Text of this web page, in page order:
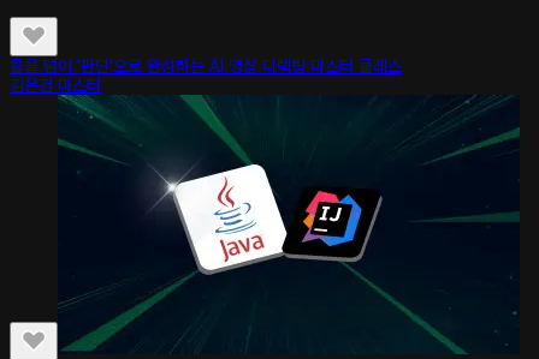
툴을 넘어 '판단'으로 완성하는 AI 영상 디렉팅 마스터 클래스
김은건 마스터